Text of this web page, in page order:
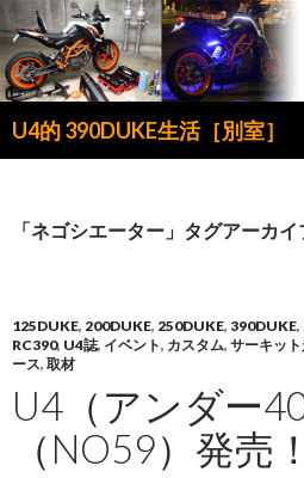
U4的 390DUKE生活［別室］
索
ン
キ
ッ
プ
「ネゴシエーター」タグアーカイ
125DUKE, 200DUKE, 250DUKE, 390DUKE,
RC390, U4誌, イベント, カスタム, サーキッ
ース, 取材
U4（アンダー
（NO59）発売！